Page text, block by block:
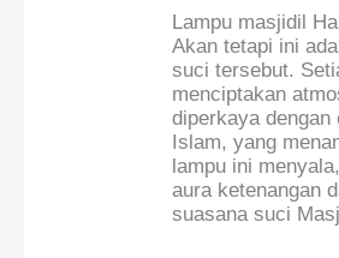
Lampu masjidil
Akan tetapi ini
suci tersebut.
menciptakan
diperkaya
Islam, yang
lampu ini
aura ketenangan
suasana suci